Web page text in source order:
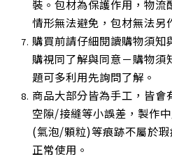
裝。包材為保護作用，物流
情形無法避免，包材無法另
購買前請仔細閱讀購物須
購視同了解與同意－購物
題可多利用先詢問了解。
商品大部分皆為手工，皆
空隙/接縫等小誤差，製作
(氣泡/顆粒)等痕跡不屬於
正常使用 。